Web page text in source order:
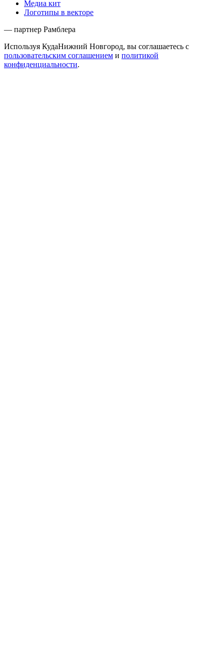
Медиа кит
Логотипы в векторе
— партнер Рамблера
Используя КудаНижний Новгород, вы соглашаетесь с
пользовательским соглашением и политикой
конфиденциальности.